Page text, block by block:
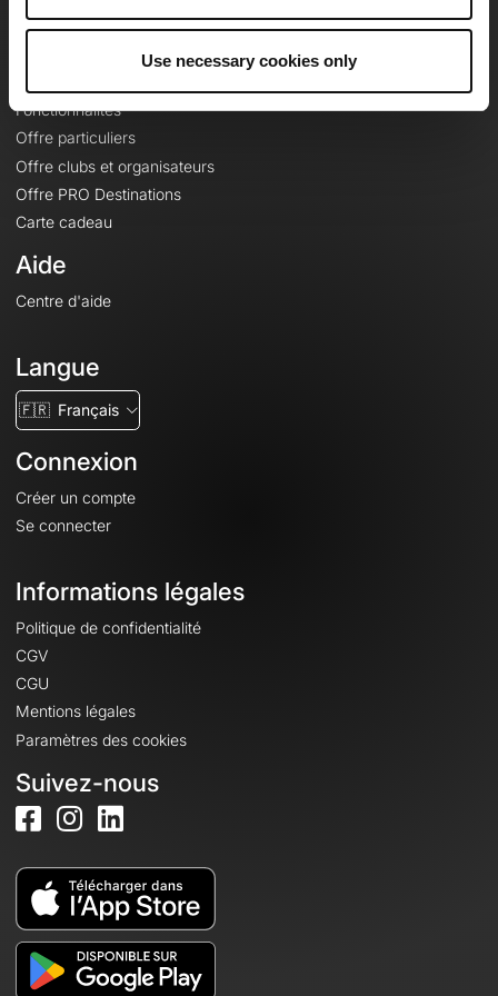
Use necessary cookies only
Fonctionnalités
Offre particuliers
Offre clubs et organisateurs
Offre PRO Destinations
Carte cadeau
Aide
Centre d'aide
Langue
🇫🇷 Français
Connexion
Créer un compte
Se connecter
Informations légales
Politique de confidentialité
CGV
CGU
Mentions légales
Paramètres des cookies
Suivez-nous